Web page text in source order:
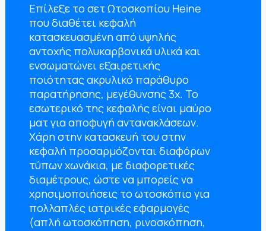
Επίλεξε το σετ Ωτοσκοπίου Heine
που διαθέτει κεφαλή
κατασκευασμένη από υψηλής
αντοχής πολυκαρβονικά υλικά και
ενσωματώνει εξαιρετικής
ποιότητας ακρυλικό παράθυρο
παρατήρησης, μεγέθυνσης 3x. Το
εσωτερικό της κεφαλής είναι μαύρο
ματ για αποφυγή αντανακλάσεων.
Χάρη στην κατασκευή του στην
κεφαλή προσαρμόζονται διαφόρων
τύπων χωνάκια, με διαφορετικές
διαμέτρους, ώστε να μπορείς να
χρησιμοποιήσεις το ωτοσκόπιο για
πολλαπλές ιατρικές εφαρμογές
(απλή ωτοσκόπηση, ρινοσκόπηση,